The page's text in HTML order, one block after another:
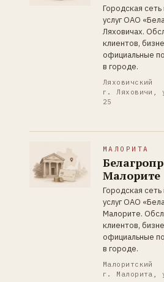
Городская
услуг ОАО
Ляховичах.
клиентов,
официальные
в городе.
Ляховичский
г. Ляховичи,
25
МАЛОРИТА
Малорите
Городская
услуг ОАО
Малорите.
клиентов,
официальные
в городе.
Малоритский
г. Малорита,